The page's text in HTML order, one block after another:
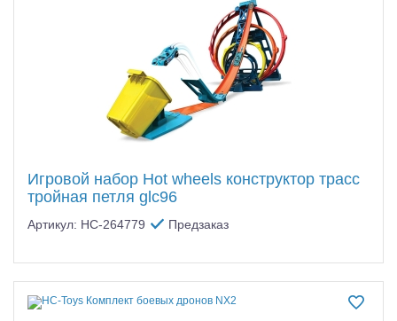
Игровой набор Hot wheels конструктор трасс
тройная петля glc96
Артикул: HC-264779 Предзаказ